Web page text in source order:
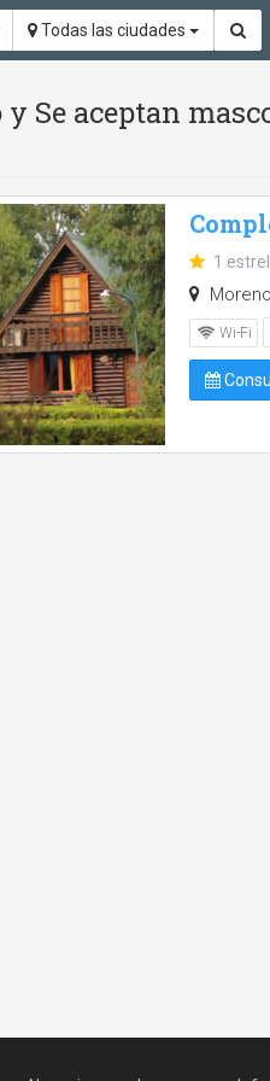
Todas las ciudades
Se aceptan
1
Wi-Fi